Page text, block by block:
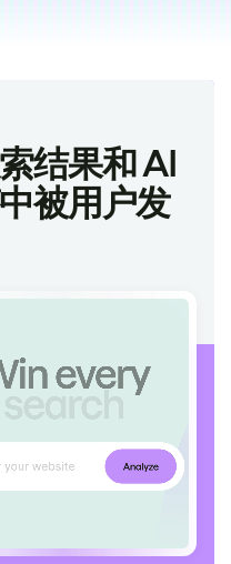
结果和 AI
被用户发